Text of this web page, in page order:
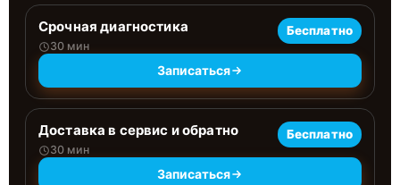
Срочная диагностика
30 мин
Бесплатно
Записаться
Доставка в сервис и обратно
30 мин
Бесплатно
Записаться